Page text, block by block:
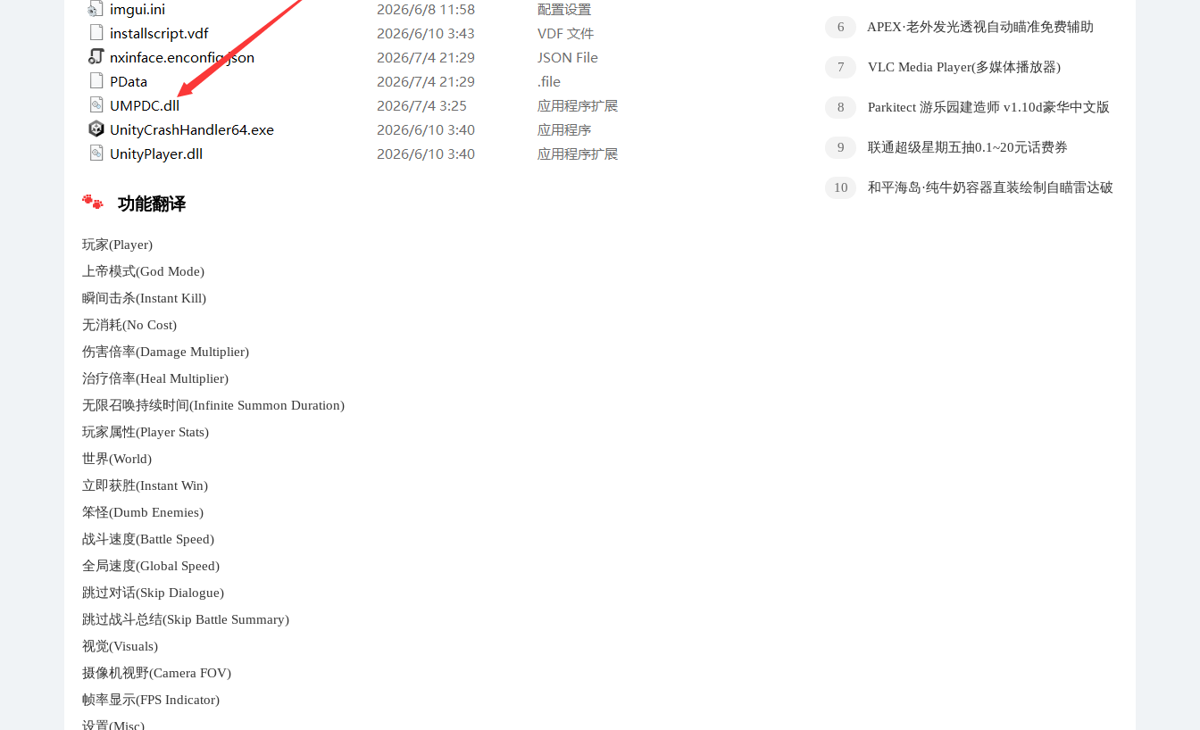
功能翻译
玩家(Player)
上帝模式(God Mode)
瞬间击杀(Instant Kill)
无消耗(No Cost)
伤害倍率(Damage Multiplier)
治疗倍率(Heal Multiplier)
无限召唤持续时间(Infinite Summon Duration)
玩家属性(Player Stats)
世界(World)
立即获胜(Instant Win)
笨怪(Dumb Enemies)
战斗速度(Battle Speed)
全局速度(Global Speed)
跳过对话(Skip Dialogue)
跳过战斗总结(Skip Battle Summary)
视觉(Visuals)
摄像机视野(Camera FOV)
帧率显示(FPS Indicator)
设置(Misc)
6
APEX·老外发光透视自动瞄准免费辅助
7
VLC Media Player(多媒体播放器)
8
Parkitect 游乐园建造师 v1.10d豪华中文版
9 联通超级星期五抽0.1~20元话费券
10
和平海岛·纯牛奶容器直装绘制自瞄雷达破